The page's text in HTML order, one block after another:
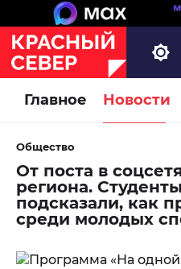
Главное Новости
Общество
От поста в
региона.
подсказали, как
среди молодых